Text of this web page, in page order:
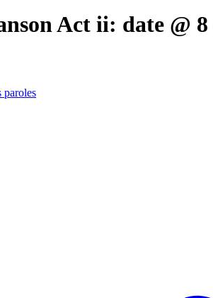
Act ii: date @
paroles